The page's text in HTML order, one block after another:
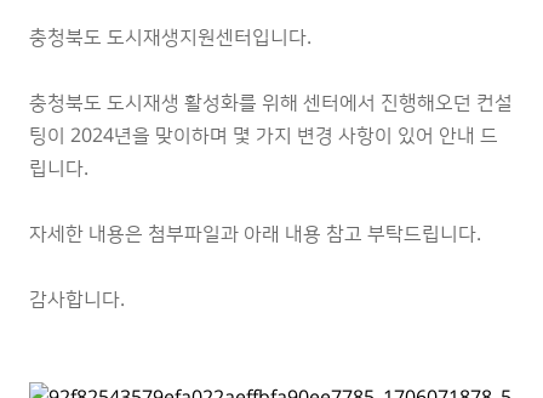
충청북도 도시재생지원센터입니다.
충청북도 도시재생 활성화를 위해 센터에서 진행해오던 컨설
팅이 2024년을 맞이하며 몇 가지 변경 사항이 있어 안내 드
립니다.
자세한 내용은 첨부파일과 아래 내용 참고 부탁드립니다.
감사합니다.